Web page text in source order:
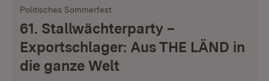
Politisches Sommerfest
61. Stallwächterparty –
Exportschlager: Aus THE LÄND in
die ganze Welt